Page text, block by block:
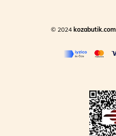
© 2024kozabutik.com